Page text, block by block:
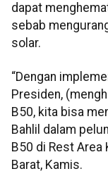
dapat
sebab
solar.
“Dengan
Presiden,
B50, kita bisa
Bahlil dalam
B50 di Rest Area
Barat, Kamis.